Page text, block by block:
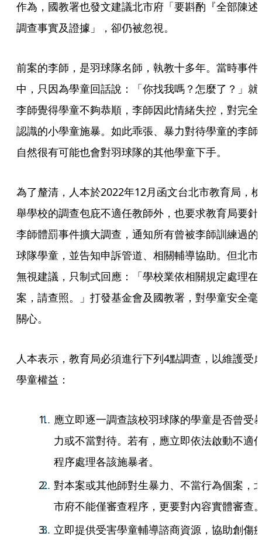
作為，國教署也發文建議北市府「要斟酌『全部陳述
調查事實及證據」，卻仍被忽視。
前案的李師，是羽球隊名師，執教十多年。當時事件
中，只因為學童回話說：「你找我嗎？怎麼了？」就
李師覺得學童不夠恭順，李師因此情緒失控，對完全
認識的小學童施暴。如此乖張、暴力對待學童的李師
自然很有可能也會對羽球隊的其他學童下手。
為了釐清，人本於2022年12月函文台北市教育局，檢
舉學校的調查包庇不適任教師外，也要求教育局要針
李師體罰事件擴大調查，通知所有曾被李師訓練過的
球隊學童，並告知申訴管道、相關輔導協助。但北市
無視建議，只制式回應：「學校業依相關規定處理在
案，請查照。」打發基金會及國教署，對學童安全毫
關心。
人本表示，教育局必須進行下列4點調查，以維護受
學童權益：
應立即逐一調查該校羽球隊的學童是否曾受
力或不當對待。若有，應立即依法啟動不適
程序處理各該施暴者。
對本案或其他師對生暴力、不當行為個案，
市府不能僅審查程序，更要對內容實體審查
立即提供受害學童輔導諮商資源，協助創傷